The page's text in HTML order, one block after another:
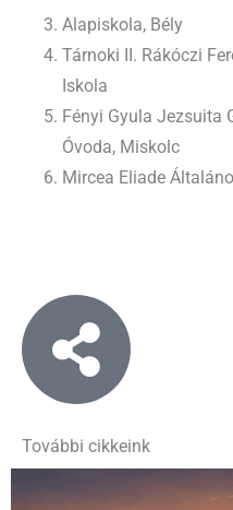
Alapiskola, Bély
Tárnoki II. Rákóczi
Iskola
Fényi Gyula Jezsuita
Óvoda, Miskolc
Mircea Eliade
További cikkeink